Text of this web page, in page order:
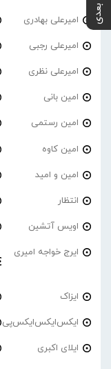
امیرعلی بهادری
امیرعلی رجبی
امیرعلی نظری
امین بانی
امین رستمی
امین کاوه
امین و امید
انتظار
اویس آتشین
ایرج خواجه امیری
ایزاک
ایکس‌ایکس‌ایکس‌پی
ایلای اکبری